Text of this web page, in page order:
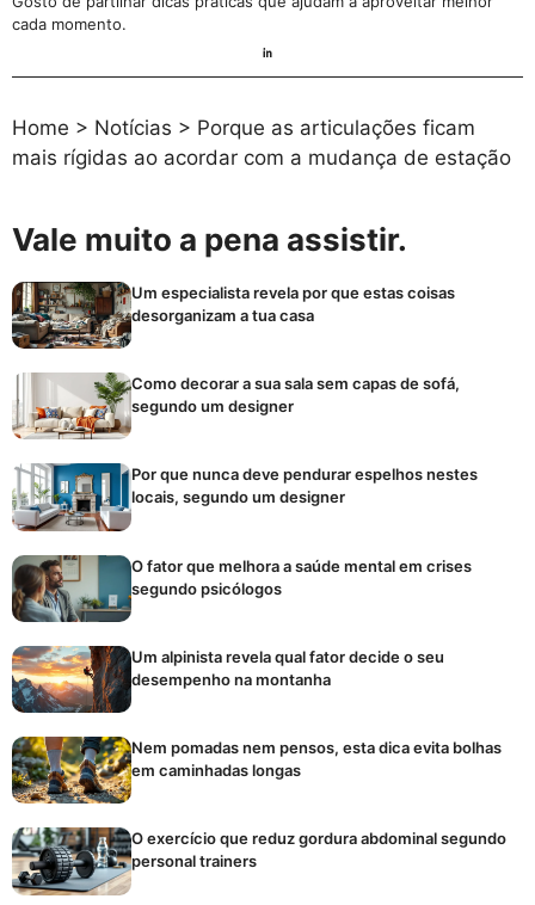
cada momento.
Home > Notícias > Porque as articulações ficam
mais rígidas ao acordar com a mudança de estação
Vale muito a pena assistir.
Um especialista revela por que estas coisas
desorganizam a tua casa
Como decorar a sua sala sem capas de sofá,
segundo um designer
Por que nunca deve pendurar espelhos nestes
locais, segundo um designer
O fator que melhora a saúde mental em crises
segundo psicólogos
Um alpinista revela qual fator decide o seu
desempenho na montanha
Nem pomadas nem pensos, esta dica evita bolhas
em caminhadas longas
O exercício que reduz gordura abdominal segundo
personal trainers